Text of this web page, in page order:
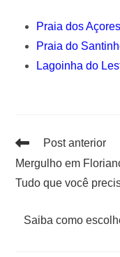
Praia dos Açores
Praia do
Lagoinha do
Post anterior
Mergulho em
Tudo que você
Saiba como